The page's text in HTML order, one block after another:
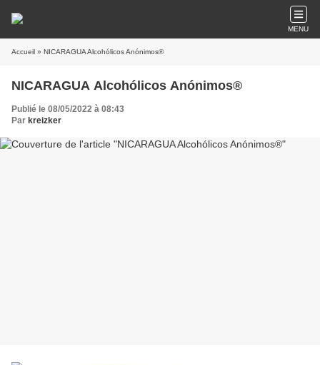
MENU
Accueil » NICARAGUA Alcohólicos Anónimos®
NICARAGUA Alcohólicos Anónimos®
Publié le 08/05/2022 à 08:43
Par kreizker